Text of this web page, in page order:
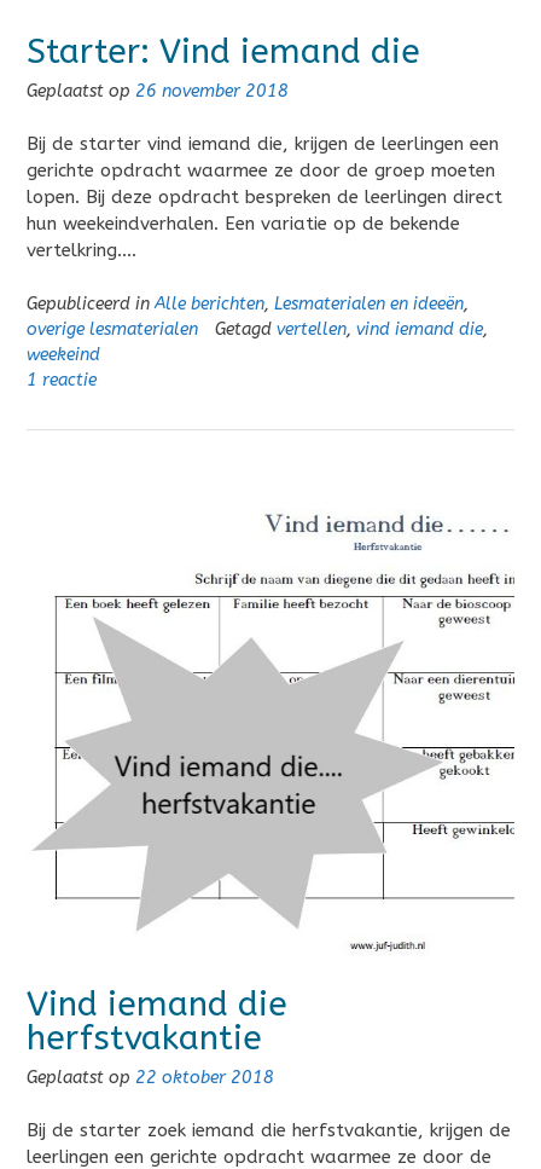
Starter: Vind iemand die
Geplaatst op 26 november 2018
Bij de starter vind iemand die, krijgen de leerlingen een
gerichte opdracht waarmee ze door de groep moeten
lopen. Bij deze opdracht bespreken de leerlingen direct
hun weekeindverhalen. Een variatie op de bekende
vertelkring….
Gepubliceerd inAlle berichten, Lesmaterialen en ideeën,
overige lesmaterialen
Getagd vertellen, vind iemand die,
weekeind
1 reactie
Vind iemand die
herfstvakantie
Geplaatst op 22 oktober 2018
Bij de starter zoek iemand die herfstvakantie, krijgen de
leerlingen een gerichte opdracht waarmee ze door de